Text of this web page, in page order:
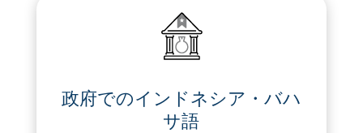
政府でのインドネシア・バハ
サ語